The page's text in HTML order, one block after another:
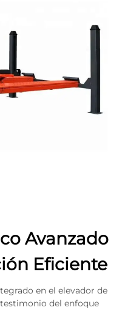
Avanzado
Eficiente
en el elevador de
del enfoque